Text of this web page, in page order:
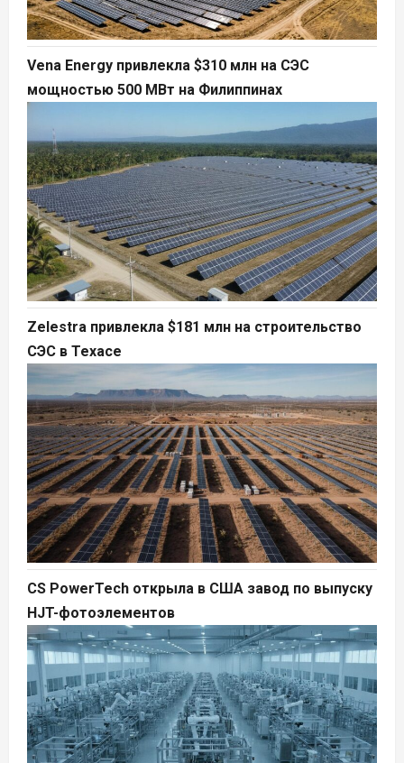
Vena Energy привлекла $310 млн на СЭС
мощностью 500 МВт на Филиппинах
Zelestra привлекла $181 млн на строительство
СЭС в Техасе
CS PowerTech открыла в США завод по выпуску
HJT-фотоэлементов